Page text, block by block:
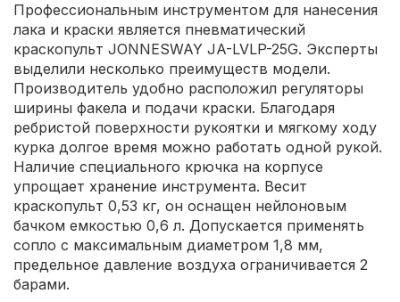
Профессиональным инструментом для нанесения
лака и краски является пневматический
краскопульт JONNESWAY JA-LVLP-25G. Эксперты
выделили несколько преимуществ модели.
Производитель удобно расположил регуляторы
ширины факела и подачи краски. Благодаря
ребристой поверхности рукоятки и мягкому ходу
курка долгое время можно работать одной рукой.
Наличие специального крючка на корпусе
упрощает хранение инструмента. Весит
краскопульт 0,53 кг, он оснащен нейлоновым
бачком емкостью 0,6 л. Допускается применять
сопло с максимальным диаметром 1,8 мм,
предельное давление воздуха ограничивается 2
барами.